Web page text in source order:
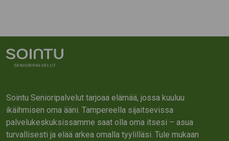
Sointu Senioripalvelut tarjoaa elämää, jossa kuuluu
ikäihmisen oma ääni. Tampereella sijaitsevissa
palvelukeskuksissamme saat olla oma itsesi – asua
turvallisesti ja elää arkea omalla tyylilläsi. Tule mukaan